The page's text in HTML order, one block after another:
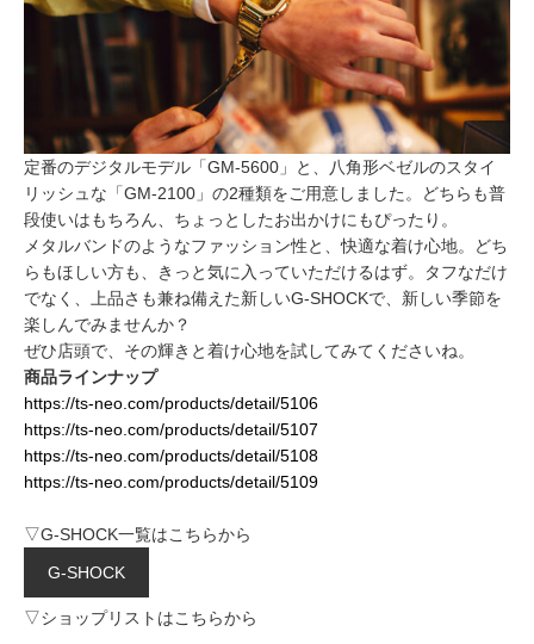
定番のデジタルモデル「GM-5600」と、八角形ベゼルのスタイ
リッシュな「GM-2100」の2種類をご用意しました。どちらも普
段使いはもちろん、ちょっとしたお出かけにもぴったり。
メタルバンドのようなファッション性と、快適な着け心地。どち
らもほしい方も、きっと気に入っていただけるはず。タフなだけ
でなく、上品さも兼ね備えた新しいG-SHOCKで、新しい季節を
楽しんでみませんか？
ぜひ店頭で、その輝きと着け心地を試してみてくださいね。
商品ラインナップ
https://ts-neo.com/products/detail/5106
https://ts-neo.com/products/detail/5107
https://ts-neo.com/products/detail/5108
https://ts-neo.com/products/detail/5109
▽G-SHOCK一覧はこちらから
G-SHOCK
▽ショップリストはこちらから